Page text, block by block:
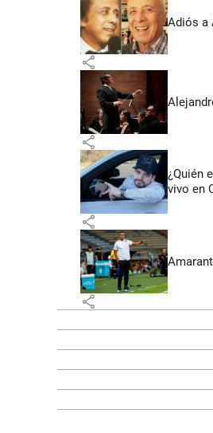
Adiós a
share
share
¿Quién
vivo en
share
share